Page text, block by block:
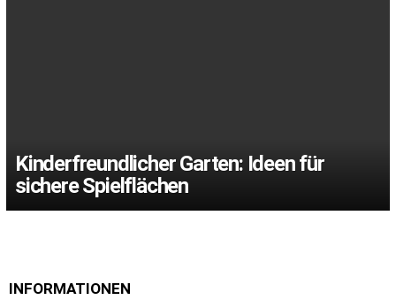
Kinderfreundlicher Garten: Ideen für
sichere Spielflächen
INFORMATIONEN